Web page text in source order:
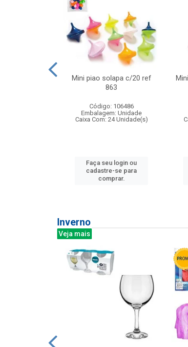
Mini piao solapa c/20 ref
863
Código: 106486
Embalagem: Unidade
Caixa Com: 24 Unidade(s)
Faça seu login ou
cadastre-se para
comprar.
Inverno
Veja mais